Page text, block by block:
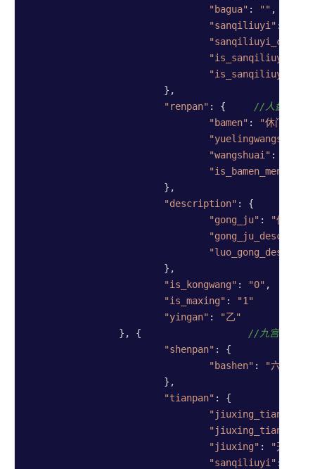
"bagua" : ""
"sanqiliuyi" :
"renpan" : { //人盘信息
"bamen" :
"休门"
"yuelingwangshuai"
"wangshuai" :
"is_bamen_menpo"
"description" :
"gong_ju" : "伏吟局"
"gong_ju_desc"
"luo_gong_desc"
"is_kongwang" : "0" ,
"is_maxing" : "1"
"yingan" : "乙"
		}, {
//九宫宫盘1
"shenpan" : {
"bashen" :
"六合"
"tianpan" : {
"jiuxing_tianqin"
"jiuxing" : "天柱"
"sanqiliuyi" :